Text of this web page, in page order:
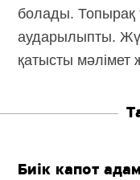
болады. Топырақ
аударылыпты.
қатысты мәлімет
Биік капот